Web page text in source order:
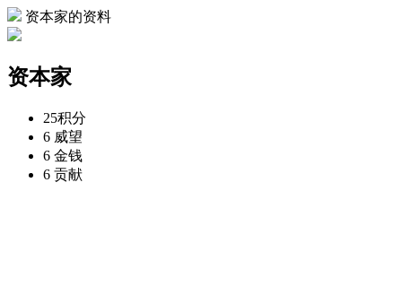
资本家的资料
资本家
25积分
6 威望
6 金钱
6 贡献